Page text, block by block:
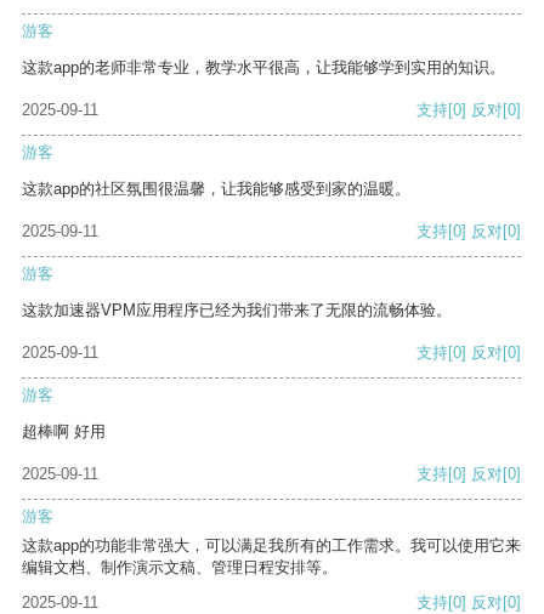
游客
这款app的老师非常专业，教学水平很高，让我能够学到实用的知识。
2025-09-11 支持[0] 反对[0]
游客
这款app的社区氛围很温馨，让我能够感受到家的温暖。
2025-09-11 支持[0] 反对[0]
游客
这款加速器VPM应用程序已经为我们带来了无限的流畅体验。
2025-09-11 支持[0] 反对[0]
游客
超棒啊 好用
2025-09-11 支持[0] 反对[0]
游客
这款app的功能非常强大，可以满足我所有的工作需求。我可以使用它来
编辑文档、制作演示文稿、管理日程安排等。
2025-09-11
支持[0] 反对[0]